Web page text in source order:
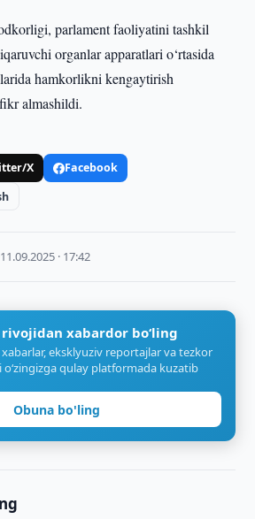
parlament faoliyatini tashkil
organlar apparatlari o‘rtasida
hamkorlikni kengaytirish
almashildi.
X
Facebook
11.09.2025 · 17:42
xabardor bo‘ling
eksklyuziv reportajlar va tezkor
qulay platformada kuzatib
Obuna bo'ling